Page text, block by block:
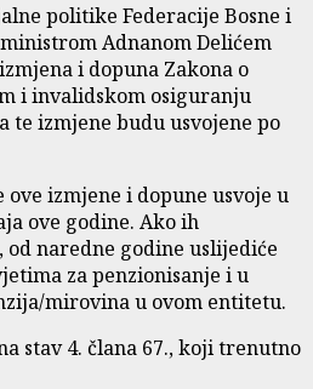
politike Federacije Bosne i
Adnanom Delićem
i dopuna Zakona o
i invalidskom osiguranju
te izmjene budu usvojene po
izmjene i dopune usvoje u
ove godine. Ako ih
naredne godine uslijediće
za penzionisanje i u
mirovina u ovom entitetu.
stav 4. člana 67., koji trenutno